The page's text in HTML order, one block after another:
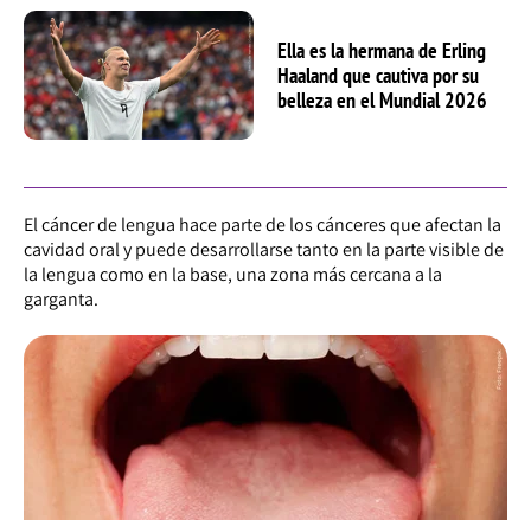
Ella es la hermana de Erling
Haaland que cautiva por su
belleza en el Mundial 2026
El cáncer de lengua hace parte de los cánceres que afectan la
cavidad oral y puede desarrollarse tanto en la parte visible de
la lengua como en la base, una zona más cercana a la
garganta.